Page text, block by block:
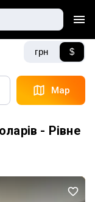
грн $
Map
- Рівне